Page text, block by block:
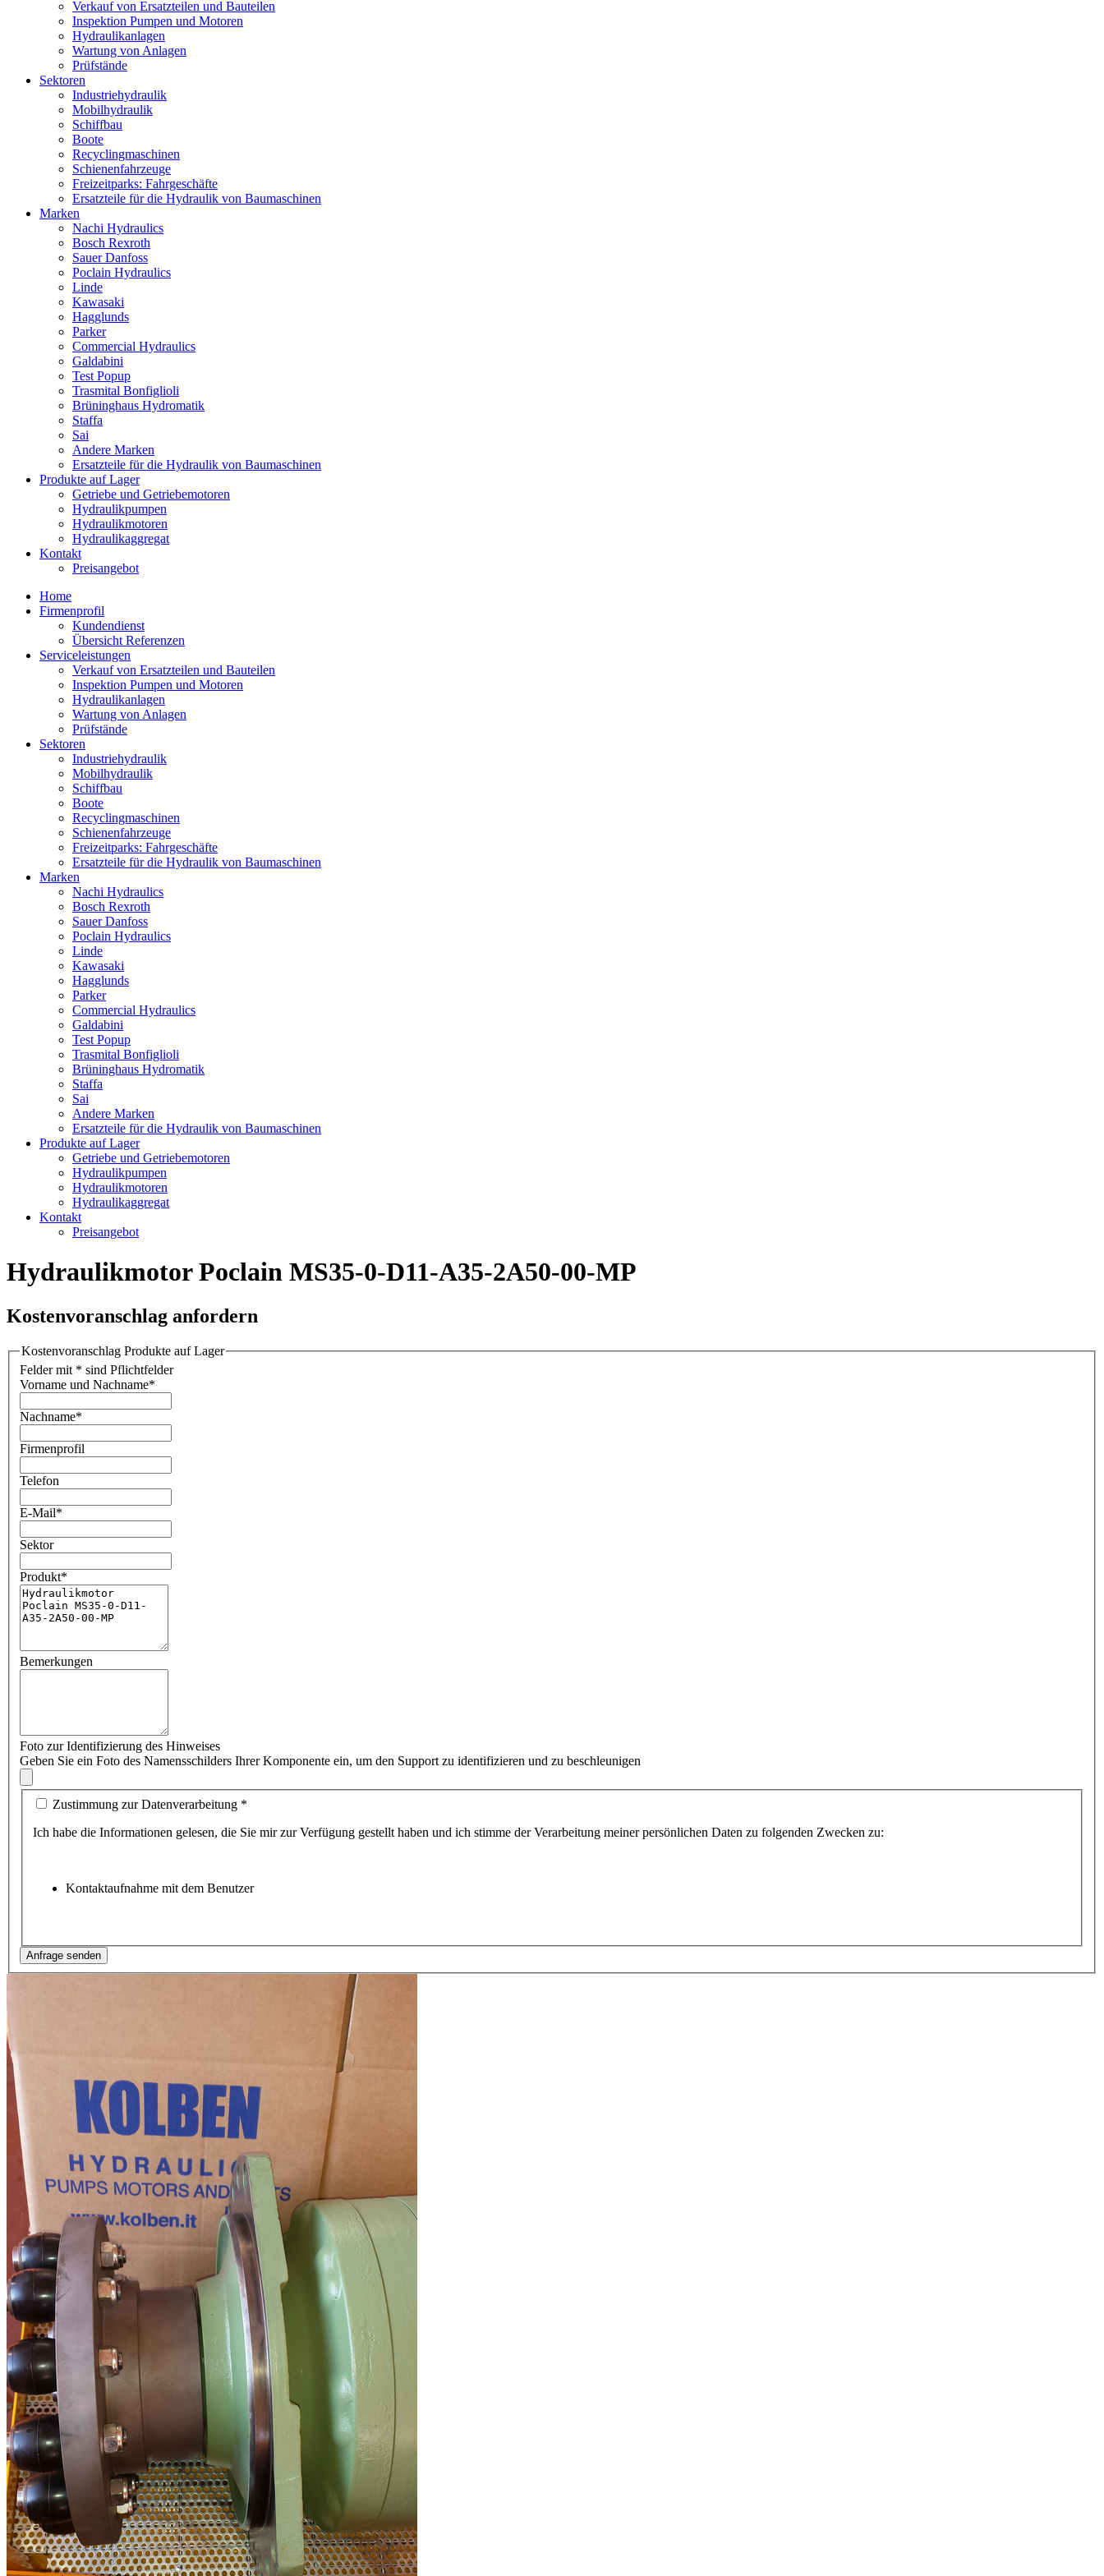
Verkauf von Ersatzteilen und Bauteilen
Inspektion Pumpen und Motoren
Hydraulikanlagen
Wartung von Anlagen
Prüfstände
Sektoren
Industriehydraulik
Mobilhydraulik
Schiffbau
Boote
Recyclingmaschinen
Schienenfahrzeuge
Freizeitparks: Fahrgeschäfte
Ersatzteile für die Hydraulik von Baumaschinen
Marken
Nachi Hydraulics
Bosch Rexroth
Sauer Danfoss
Poclain Hydraulics
Linde
Kawasaki
Hagglunds
Parker
Commercial Hydraulics
Galdabini
Test Popup
Trasmital Bonfiglioli
Brüninghaus Hydromatik
Staffa
Sai
Andere Marken
Ersatzteile für die Hydraulik von Baumaschinen
Produkte auf Lager
Getriebe und Getriebemotoren
Hydraulikpumpen
Hydraulikmotoren
Hydraulikaggregat
Kontakt
Preisangebot
Home
Firmenprofil
Kundendienst
Übersicht Referenzen
Serviceleistungen
Verkauf von Ersatzteilen und Bauteilen
Inspektion Pumpen und Motoren
Hydraulikanlagen
Wartung von Anlagen
Prüfstände
Sektoren
Industriehydraulik
Mobilhydraulik
Schiffbau
Boote
Recyclingmaschinen
Schienenfahrzeuge
Freizeitparks: Fahrgeschäfte
Ersatzteile für die Hydraulik von Baumaschinen
Marken
Nachi Hydraulics
Bosch Rexroth
Sauer Danfoss
Poclain Hydraulics
Linde
Kawasaki
Hagglunds
Parker
Commercial Hydraulics
Galdabini
Test Popup
Trasmital Bonfiglioli
Brüninghaus Hydromatik
Staffa
Sai
Andere Marken
Ersatzteile für die Hydraulik von Baumaschinen
Produkte auf Lager
Getriebe und Getriebemotoren
Hydraulikpumpen
Hydraulikmotoren
Hydraulikaggregat
Kontakt
Preisangebot
Hydraulikmotor Poclain MS35-0-D11-A35-2A50-00-MP
Kostenvoranschlag anfordern
Kostenvoranschlag Produkte auf Lager
Felder mit * sind Pflichtfelder
Vorname und Nachname*
Nachname*
Firmenprofil
Telefon
E-Mail*
Sektor
Produkt*
Bemerkungen
Foto zur Identifizierung des Hinweises
Geben Sie ein Foto des Namensschilders Ihrer Komponente ein, um den Support zu identifizieren und zu beschleunigen
Zustimmung zur Datenverarbeitung *
Ich habe die Informationen gelesen, die Sie mir zur Verfügung gestellt haben und ich stimme der Verarbeitung meiner persönlichen Daten zu folgenden Zwecken zu:
Kontaktaufnahme mit dem Benutzer